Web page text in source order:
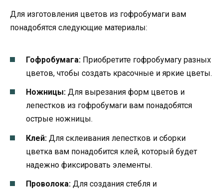
Для изготовления цветов из гофробумаги вам
понадобятся следующие материалы:
Гофробумага: Приобретите гофробумагу разных
цветов, чтобы создать красочные и яркие цветы.
Ножницы: Для вырезания форм цветов и
лепестков из гофробумаги вам понадобятся
острые ножницы.
Клей: Для склеивания лепестков и сборки
цветка вам понадобится клей, который будет
надежно фиксировать элементы.
Проволока: Для создания стебля и